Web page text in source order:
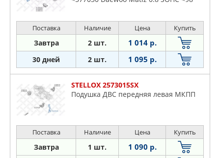
Поставка Наличие Цена Купить
Завтра 2 шт. 1 014 р.
30 дней 2 шт. 1 095 р.
STELLOX 2573015SX
Подушка ДВС передняя левая МКПП
Поставка Наличие Цена Купить
Завтра 1 шт. 1 090 р.